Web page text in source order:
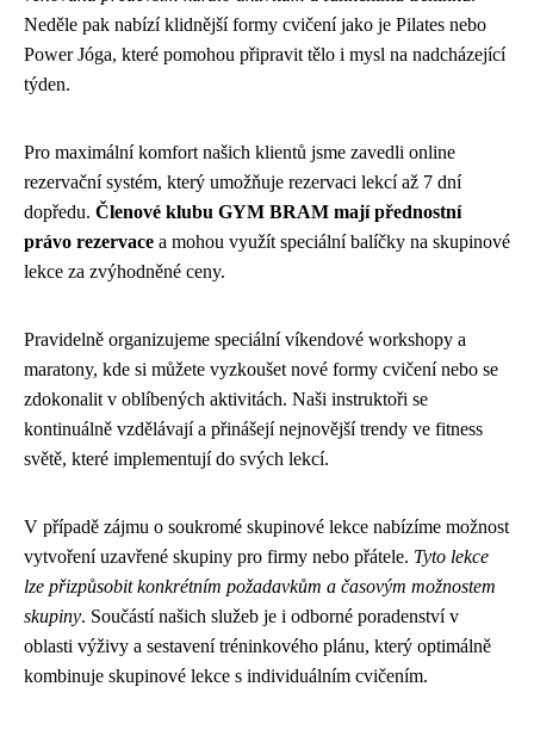
Neděle pak nabízí klidnější formy cvičení jako je Pilates nebo
Power Jóga, které pomohou připravit tělo i mysl na nadcházející
týden.
Pro maximální komfort našich klientů jsme zavedli online
rezervační systém, který umožňuje rezervaci lekcí až 7 dní
dopředu. Členové klubu GYM BRAM mají přednostní
právo rezervace a mohou využít speciální balíčky na skupinové
lekce za zvýhodněné ceny.
Pravidelně organizujeme speciální víkendové workshopy a
maratony, kde si můžete vyzkoušet nové formy cvičení nebo se
zdokonalit v oblíbených aktivitách. Naši instruktoři se
kontinuálně vzdělávají a přinášejí nejnovější trendy ve fitness
světě, které implementují do svých lekcí.
V případě zájmu o soukromé skupinové lekce nabízíme možnost
vytvoření uzavřené skupiny pro firmy nebo přátele. Tyto lekce
lze přizpůsobit konkrétním požadavkům a časovým možnostem
skupiny. Součástí našich služeb je i odborné poradenství v
oblasti výživy a sestavení tréninkového plánu, který optimálně
kombinuje skupinové lekce s individuálním cvičením.